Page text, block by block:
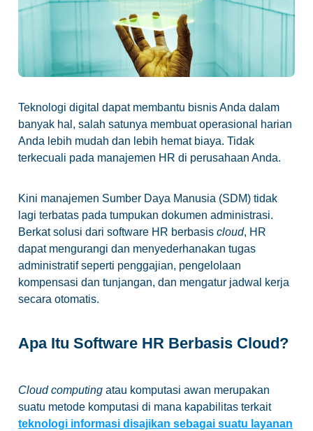
Teknologi digital dapat membantu bisnis Anda dalam
banyak hal, salah satunya membuat operasional harian
Anda lebih mudah dan lebih hemat biaya. Tidak
terkecuali pada manajemen HR di perusahaan Anda.
Kini manajemen Sumber Daya Manusia (SDM) tidak
lagi terbatas pada tumpukan dokumen administrasi.
Berkat solusi dari software HR berbasis cloud, HR
dapat mengurangi dan menyederhanakan tugas
administratif seperti penggajian, pengelolaan
kompensasi dan tunjangan, dan mengatur jadwal kerja
secara otomatis.
Apa Itu Software HR Berbasis Cloud?
Cloud computing atau komputasi awan merupakan
suatu metode komputasi di mana kapabilitas terkait
teknologi informasi disajikan sebagai suatu layanan